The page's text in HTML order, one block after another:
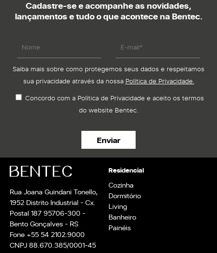
Cadastre-se e acompanhe as novidades,
lançamentos e tudo o que acontece na Bentec.
Saiba mais sobre como protegemos seus dados e respeitamos
sua privacidade através da nossa Política de Privacidade.
Concordo com a Política de Privacidade e aceito os termos
do website Bentec.
Rua Joana Guindani Tonello,
1952 Distrito Industrial - Cx.
Postal 187 95706-300 -
Bento Gonçalves - RS
Fone +55 54 2102.9000
CNPJ 88.670.385/0001-45
Residencial
Cozinha
Dormitório
Living
Banheiro
Painéis